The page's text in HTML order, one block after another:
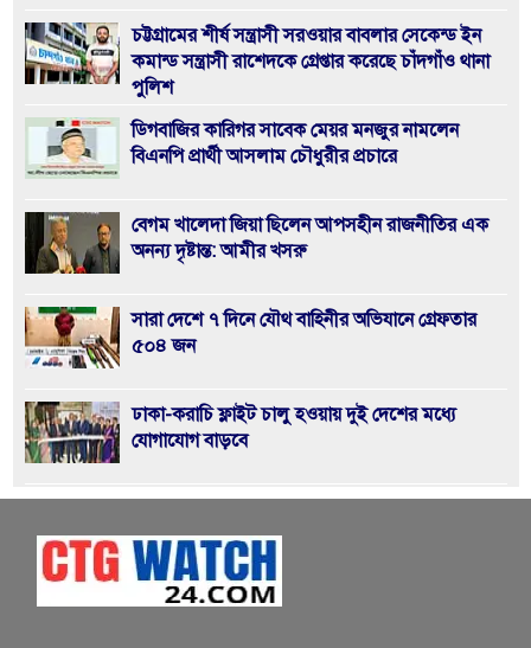
চট্টগ্রামের শীর্ষ সন্ত্রাসী সরওয়ার বাবলার সেকেন্ড ইন
কমান্ড সন্ত্রাসী রাশেদকে গ্রেপ্তার করেছে চাঁদগাঁও থানা
পুলিশ
ডিগবাজির কারিগর সাবেক মেয়র মনজুর নামলেন
বিএনপি প্রার্থী আসলাম চৌধুরীর প্রচারে
বেগম খালেদা জিয়া ছিলেন আপসহীন রাজনীতির এক
অনন্য দৃষ্টান্ত: আমীর খসরু
সারা দেশে ৭ দিনে যৌথ বাহিনীর অভিযানে গ্রেফতার
৫০৪ জন
ঢাকা-করাচি ফ্লাইট চালু হওয়ায় দুই দেশের মধ্যে
যোগাযোগ বাড়বে
ইতিহাসের মাইলফলক
খুলশীতে জামায়াত প্রার্থী হেলালীর গণসংযোগে হামলা,